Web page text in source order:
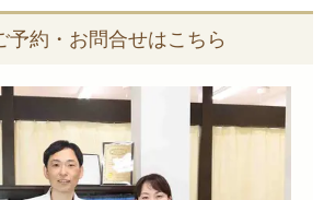
予約・お問合せはこちら